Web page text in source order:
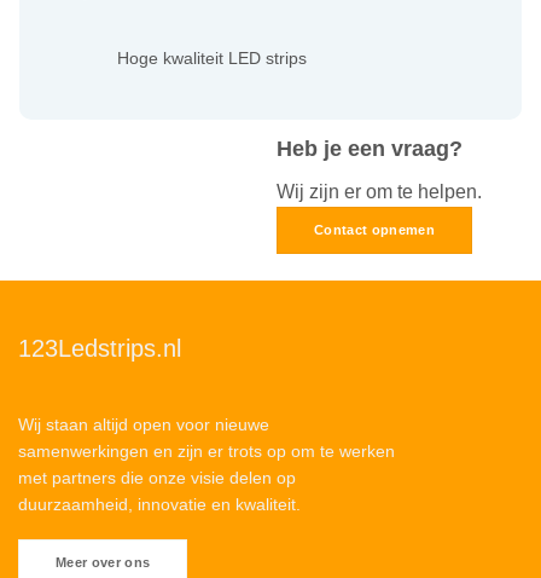
Heb je een vraag?
Wij zijn er om te helpen.
Contact opnemen
Hoge kwaliteit LED strips
123Ledstrips.nl
Wij staan altijd open voor nieuwe
samenwerkingen en zijn er trots op om te werken
met partners die onze visie delen op
duurzaamheid, innovatie en kwaliteit.
Meer over ons